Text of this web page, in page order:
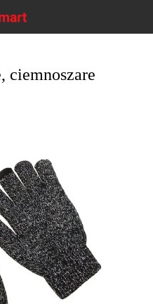
ciemnoszare